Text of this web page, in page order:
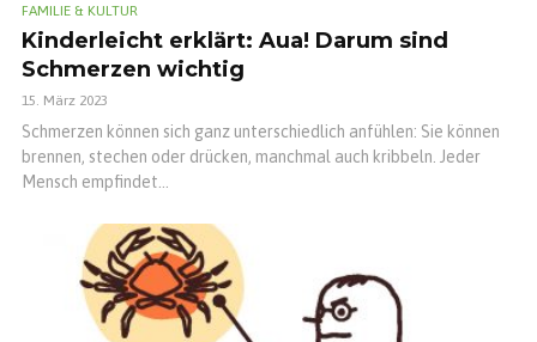
FAMILIE & KULTUR
Kinderleicht erklärt: Aua! Darum sind
Schmerzen wichtig
15. März 2023
Schmerzen können sich ganz unterschiedlich anfühlen: Sie können
brennen, stechen oder drücken, manchmal auch kribbeln. Jeder
Mensch empfindet...